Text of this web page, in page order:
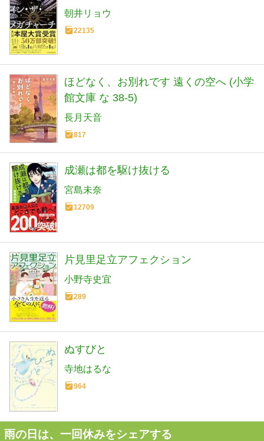
朝井リョウ
22135
ほどなく、お別れです 遠くの空へ (小学
館文庫 な 38-5)
長月天音
817
成瀬は都を駆け抜ける
宮島未奈
12709
片見里足立アフェクション
小野寺史宜
289
ぬすびと
寺地はるな
964
雨の日は、一回休みをシェアする